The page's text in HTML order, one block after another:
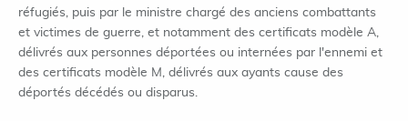
réfugiés, puis par le ministre chargé des anciens combattants
et victimes de guerre, et notamment des certificats modèle A,
délivrés aux personnes déportées ou internées par l'ennemi et
des certificats modèle M, délivrés aux ayants cause des
déportés décédés ou disparus.